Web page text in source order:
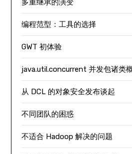
多重继承的演变
编程范型：工具的选择
GWT 初体验
java.util.concurrent 并发包诸类
从 DCL 的对象安全发布谈起
不同团队的困惑
不适合 Hadoop 解决的问题